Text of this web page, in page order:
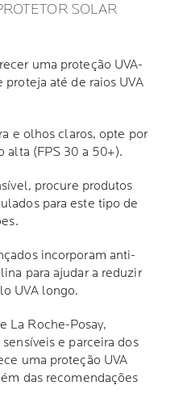
SOLAR
uma proteção UVA-
proteja até de raios UVA
e olhos claros, opte por
alta (FPS 30 a 50+).
procure produtos
para este tipo de
incorporam anti-
para ajudar a reduzir
UVA longo.
La Roche-Posay,
e parceira dos
uma proteção UVA
das recomendações